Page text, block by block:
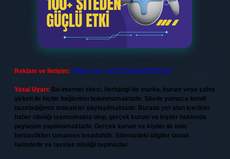
Reklam ve İletişim: Skype: live:.cid.575569c608265c69
Yasal Uyarı: Bu internet sitesi, herhangi bir marka, kurum veya şahıs
şirketi ile hiçbir bağlantısı bulunmamaktadır. Sitede yalnızca kendi
hazırladığımız makaleler paylaşılmaktadır. Burada yer alan içerikler
haber niteliği taşımamakta olup, gerçek kurum ve kişiler hakkında
paylaşım yapılmamaktadır. Gerçek kurum ve kişiler ile isim
benzerlikleri tamamen tesadüfidir. Sitemizdeki bilgiler taslak
halindedir ve tavsiye niteliği taşımazlar.